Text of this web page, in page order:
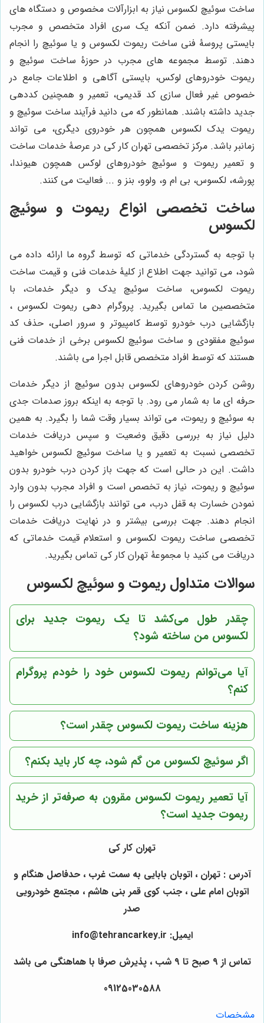
ساخت سوئیچ لکسوس نیاز به ابزارآلات مخصوص و دستگاه های
پیشرفته دارد. ضمن آنکه یک سری افراد متخصص و مجرب
بایستی پروسۀ فنی ساخت ریموت لکسوس و یا سوئیچ را انجام
دهند. توسط مجموعه های مجرب در حوزۀ ساخت سوئیچ و
ریموت خودروهای لوکس، بایستی آگاهی و اطلاعات جامع در
خصوص غیر فعال سازی کد قدیمی، تعمیر و همچنین کددهی
جدید داشته باشند. همانطور که می دانید فرآیند ساخت سوئیچ و
ریموت یدک لکسوس همچون هر خودروی دیگری، می تواند
زمانبر باشد. مرکز تخصصی تهران کار کی در عرصۀ خدمات ساخت
و تعمیر ریموت و سوئیچ خودروهای لوکس همچون هیوندا،
پورشه، لکسوس، بی ام و، ولوو، بنز و ... فعالیت می کنند.
ساخت تخصصی انواع ریموت و سوئیچ
لکسوس
با توجه به گستردگی خدماتی که توسط گروه ما ارائه داده می
شود، می توانید جهت اطلاع از کلیۀ خدمات فنی و قیمت ساخت
ریموت لکسوس، ساخت سوئیچ یدک و دیگر خدمات، با
متخصصین ما تماس بگیرید. پروگرام دهی ریموت لکسوس ،
بازگشایی درب خودرو توسط کامپیوتر و سرور اصلی، حذف کد
سوئیچ مفقودی و ساخت سوئیچ لکسوس برخی از خدمات فنی
هستند که توسط افراد متخصص قابل اجرا می باشند.
روشن کردن خودروهای لکسوس بدون سوئیچ از دیگر خدمات
حرفه ای ما به شمار می رود. با توجه به اینکه بروز صدمات جدی
به سوئیچ و ریموت، می تواند بسیار وقت شما را بگیرد. به همین
دلیل نیاز به بررسی دقیق وضعیت و سپس دریافت خدمات
تخصصی نسبت به تعمیر و یا ساخت سوئیچ لکسوس خواهید
داشت. این در حالی است که جهت باز کردن درب خودرو بدون
سوئیچ و ریموت، نیاز به تخصص است و افراد مجرب بدون وارد
نمودن خسارت به قفل درب، می توانند بازگشایی درب لکسوس را
انجام دهند. جهت بررسی بیشتر و در نهایت دریافت خدمات
تخصصی ساخت ریموت لکسوس و استعلام قیمت خدماتی که
دریافت می کنید با مجموعۀ تهران کار کی تماس بگیرید.
سوالات متداول ریموت و سوئیچ لکسوس
چقدر طول می‌کشد تا یک ریموت جدید برای
لکسوس من ساخته شود؟
آیا می‌توانم ریموت لکسوس خود را خودم پروگرام
کنم؟
هزینه ساخت ریموت لکسوس چقدر است؟
اگر سوئیچ لکسوس من گم شود، چه کار باید بکنم؟
آیا تعمیر ریموت لکسوس مقرون به صرفه‌تر از خرید
ریموت جدید است؟
تهران کار کی
آدرس : تهران ، اتوبان بابایی به سمت غرب ، حدفاصل هنگام و
اتوبان امام علی ، جنب کوی قمر بنی هاشم ، مجتمع خودرویی
صدر
ایمیل: info@tehrancarkey.ir
تماس از ۹ صبح تا ۹ شب ، پذیرش صرفا با هماهنگی می باشد
09125030588
مشخصات